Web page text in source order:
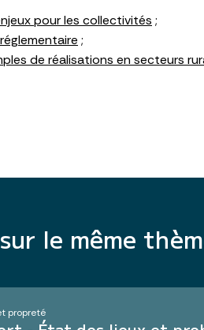
pour les collectivités ;
;
de réalisations en secteurs
le même
propreté